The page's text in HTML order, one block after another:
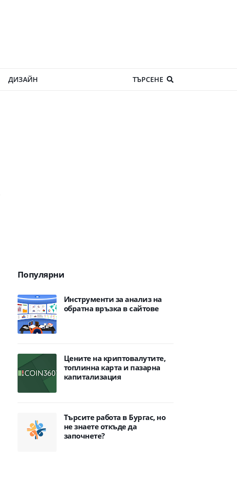
ДИЗАЙН ТЪРСЕНЕ
Популярни
Инструменти за анализ на
обратна връзка в сайтове
Цените на криптовалутите,
топлинна карта и пазарна
капитализация
Търсите работа в Бургас, но
не знаете откъде да
започнете?